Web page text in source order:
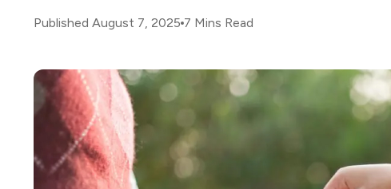
Published August 7, 2025 7 Mins Read